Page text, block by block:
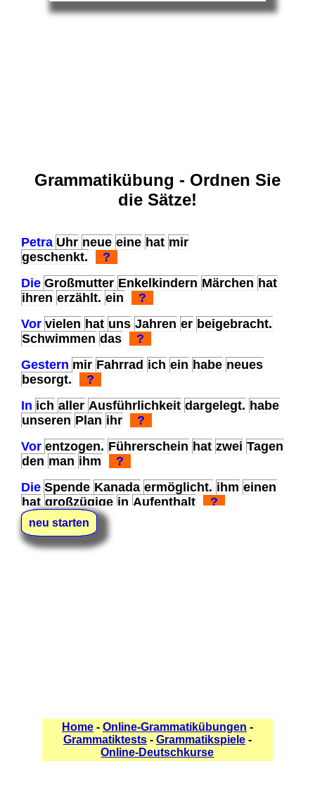
Grammatikübung - Ordnen Sie
die Sätze!
Petra Uhr neue eine hat mir
geschenkt.
?
Die Großmutter Enkelkindern Märchen hat
ihren erzählt. ein
?
Vor vielen hat uns Jahren er beigebracht.
Schwimmen das
?
Gestern mir Fahrrad ich ein habe neues
besorgt.
?
In ich aller Ausführlichkeit dargelegt. habe
unseren Plan ihr
?
Vor entzogen. Führerschein hat zwei Tagen
den man ihm
?
Die Spende Kanada ermöglicht. ihm einen
hat großzügige in Aufenthalt
?
Mit aller man
Folgen ihm die
neu starten
Home- Online-Grammatikübungen -
Grammatiktests- Grammatikspiele-
Online-Deutschkurse